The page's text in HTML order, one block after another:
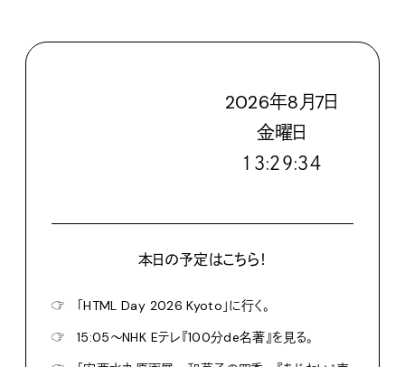
2026年8月7日
金曜日
１３:２９:３５
本日の予定はこちら！
☞
「HTML Day 2026 Kyoto」に行く。
☞
15:05〜NHK Eテレ『100分de名著』を見る。